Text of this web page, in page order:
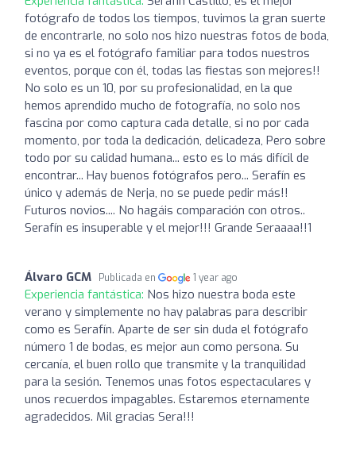
fotógrafo de todos los tiempos, tuvimos la gran suerte
de encontrarle, no solo nos hizo nuestras fotos de boda,
si no ya es el fotógrafo familiar para todos nuestros
eventos, porque con él, todas las fiestas son mejores!!
No solo es un 10, por su profesionalidad, en la que
hemos aprendido mucho de fotografía, no solo nos
fascina por como captura cada detalle, si no por cada
momento, por toda la dedicación, delicadeza, Pero sobre
todo por su calidad humana... esto es lo más difícil de
encontrar... Hay buenos fotógrafos pero... Serafín es
único y además de Nerja, no se puede pedir más!!
Futuros novios.... No hagáis comparación con otros..
Serafín es insuperable y el mejor!!! Grande Seraaaa!!1
Álvaro GCM Publicada en 1 year ago
Experiencia fantástica: Nos hizo nuestra boda este
verano y simplemente no hay palabras para describir
como es Serafín. Aparte de ser sin duda el fotógrafo
número 1 de bodas, es mejor aun como persona. Su
cercanía, el buen rollo que transmite y la tranquilidad
para la sesión. Tenemos unas fotos espectaculares y
unos recuerdos impagables. Estaremos eternamente
agradecidos. Mil gracias Sera!!!